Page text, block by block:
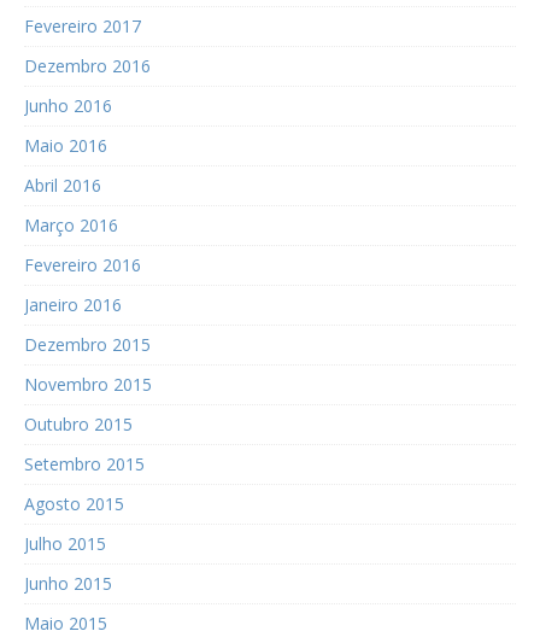
Fevereiro 2017
Dezembro 2016
Junho 2016
Maio 2016
Abril 2016
Março 2016
Fevereiro 2016
Janeiro 2016
Dezembro 2015
Novembro 2015
Outubro 2015
Setembro 2015
Agosto 2015
Julho 2015
Junho 2015
Maio 2015